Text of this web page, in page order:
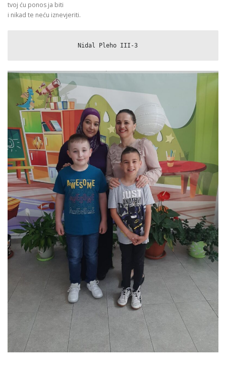
tvoj ću ponos ja biti
i nikad te neću iznevjeriti.